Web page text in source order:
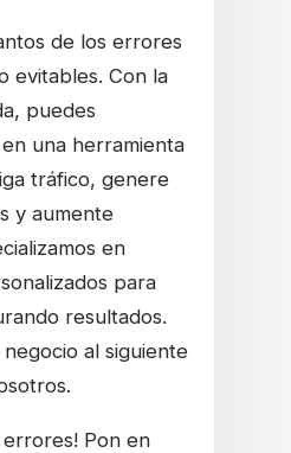
de los errores
evitables. Con la
puedes
una herramienta
tráfico, genere
y aumente
en
para
resultados.
al siguiente
errores! Pon en